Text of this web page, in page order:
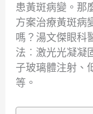
患黃斑病變。那
方案治療黃斑病
嗎？湯文傑眼科
法︰激光光凝凝
子玻璃體注射、
等。